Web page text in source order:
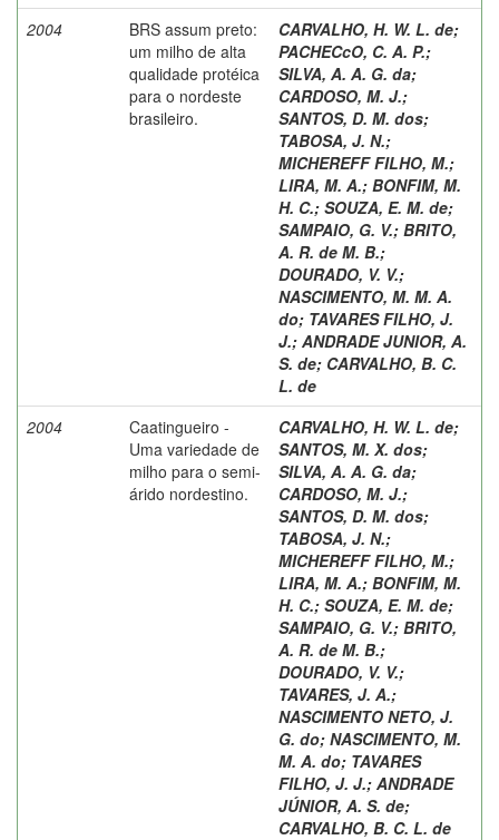
2004
BRS assum preto:
um milho de alta
qualidade protéica
para o nordeste
brasileiro.
CARVALHO, H. W. L. de;
PACHECcO, C. A. P.;
SILVA, A. A. G. da;
CARDOSO, M. J.;
SANTOS, D. M. dos;
TABOSA, J. N.;
MICHEREFF FILHO, M.;
LIRA, M. A.; BONFIM, M.
H. C.; SOUZA, E. M. de;
SAMPAIO, G. V.; BRITO,
A. R. de M. B.;
DOURADO, V. V.;
NASCIMENTO, M. M. A.
do; TAVARES FILHO, J.
J.; ANDRADE JUNIOR, A.
S. de; CARVALHO, B. C.
L. de
2004
Caatingueiro -
Uma variedade de
milho para o semi-
árido nordestino.
CARVALHO, H. W. L. de;
SANTOS, M. X. dos;
SILVA, A. A. G. da;
CARDOSO, M. J.;
SANTOS, D. M. dos;
TABOSA, J. N.;
MICHEREFF FILHO, M.;
LIRA, M. A.; BONFIM, M.
H. C.; SOUZA, E. M. de;
SAMPAIO, G. V.; BRITO,
A. R. de M. B.;
DOURADO, V. V.;
TAVARES, J. A.;
NASCIMENTO NETO, J.
G. do; NASCIMENTO, M.
M. A. do; TAVARES
FILHO, J. J.; ANDRADE
JÚNIOR, A. S. de;
CARVALHO, B. C. L. de